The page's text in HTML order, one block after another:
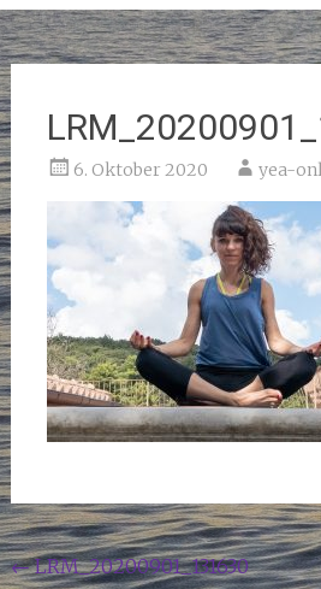
6. Oktober 2020 yea-
Beitragsnavigation
←LRM_20200901_131630